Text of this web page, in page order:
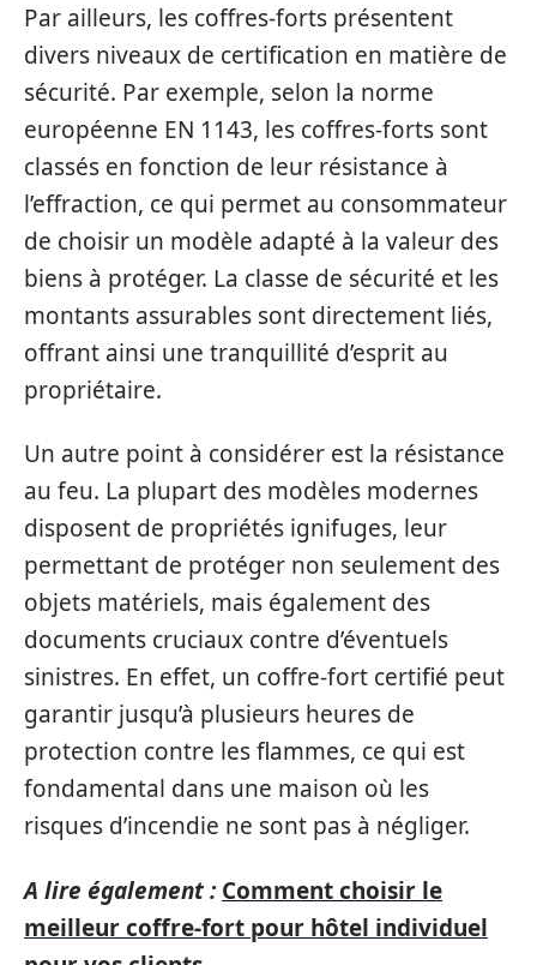
Par ailleurs, les coffres-forts présentent
divers niveaux de certification en matière de
sécurité. Par exemple, selon la norme
européenne EN 1143, les coffres-forts sont
classés en fonction de leur résistance à
l’effraction, ce qui permet au consommateur
de choisir un modèle adapté à la valeur des
biens à protéger. La classe de sécurité et les
montants assurables sont directement liés,
offrant ainsi une tranquillité d’esprit au
propriétaire.
Un autre point à considérer est la résistance
au feu. La plupart des modèles modernes
disposent de propriétés ignifuges, leur
permettant de protéger non seulement des
objets matériels, mais également des
documents cruciaux contre d’éventuels
sinistres. En effet, un coffre-fort certifié peut
garantir jusqu’à plusieurs heures de
protection contre les flammes, ce qui est
fondamental dans une maison où les
risques d’incendie ne sont pas à négliger.
A lire également : Comment choisir le
meilleur coffre-fort pour hôtel individuel